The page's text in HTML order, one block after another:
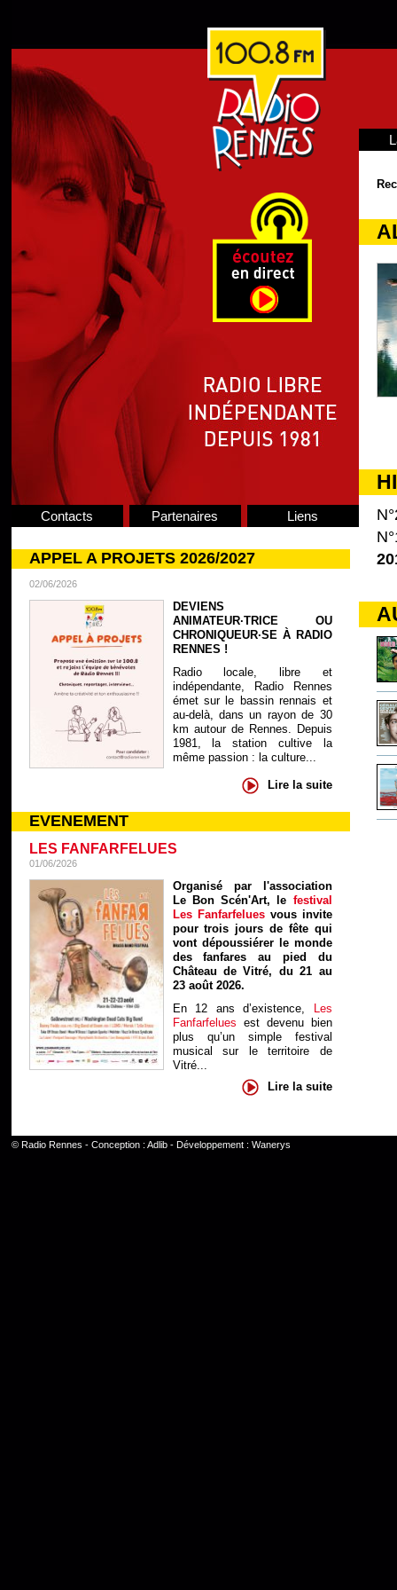
Contacts Partenaires Liens
APPEL A PROJETS 2026/2027
02/06/2026
DEVIENS
ANIMATEUR·TRICE OU
CHRONIQUEUR·SE À RADIO
RENNES !
Radio locale, libre et
indépendante, Radio Rennes
émet sur le bassin rennais et
au-delà, dans un rayon de 30
km autour de Rennes. Depuis
1981, la station cultive la
même passion : la culture...
Lire la suite
EVENEMENT
LES FANFARFELUES
01/06/2026
Organisé par l'association
Le Bon Scén'Art, le festival
Les Fanfarfelues vous invite
pour trois jours de fête qui
vont dépoussiérer le monde
des fanfares au pied du
Château de Vitré, du 21 au
23 août 2026.
En 12 ans d’existence, Les
Fanfarfelues est devenu bien
plus qu’un simple festival
musical sur le territoire de
Vitré...
Lire la suite
© Radio Rennes - Conception : Adlib- Développement : Wanerys